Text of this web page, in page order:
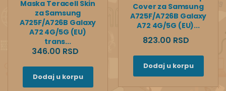
Maska Teracell Skin
za Samsung
A725F/A726B Galaxy
A72 4G/5G (EU)
trans...
346.00 RSD
Dodaj u korpu
Cover za Samsung
A725F/A726B Galaxy
A72 4G/5G (EU)...
823.00 RSD
Dodaj u korpu